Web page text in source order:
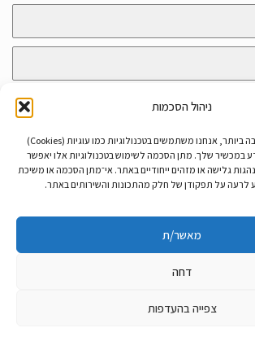
ניהול הסכמות
כדי לספק את החוויה הטובה ביותר, אנחנו משתמשים בטכנולוגיות כמו עוגיות (Cookies)
במכשיר שלך. מתן הסכמה לשימוש בטכנולוגיות אלו יאפשר
גלישה או מזהים ייחודיים באתר. אי־מתן הסכמה או משיכת
על תפקודן של חלק מהתכונות והשירותים באתר.
מאשר/ת
דחה
צפייה בהעדפות
ת אתמדיניות הפרטיות
שליחה
מדיניות פרטיות|הצהרת נגישות